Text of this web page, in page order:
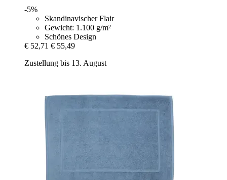
-5%
Skandinavischer Flair
Gewicht: 1.100 g/m²
Schönes Design
€ 52,71 € 55,49
Zustellung bis 13. August